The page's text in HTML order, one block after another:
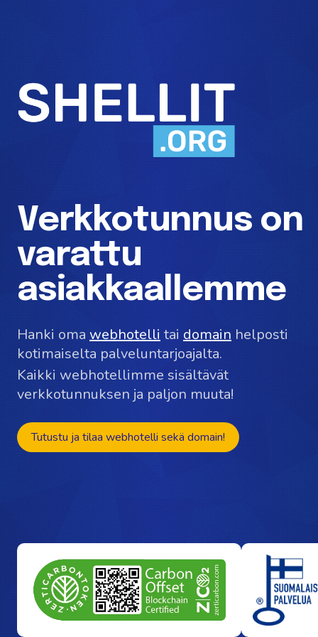
Verkkotunnus on
varattu
asiakkaallemme
Hanki oma webhotelli tai domain helposti
kotimaiselta palveluntarjoajalta.
Kaikki webhotellimme sisältävät
verkkotunnuksen ja paljon muuta!
Tutustu ja tilaa webhotelli sekä domain!